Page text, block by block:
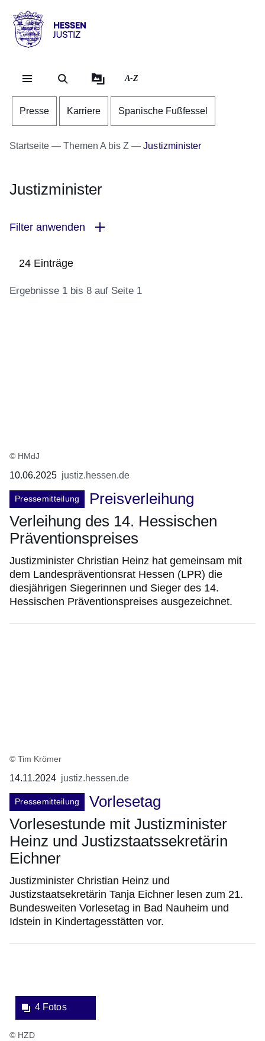
Hessen
Justiz
A-Z
Presse Karriere Spanische Fußfessel
Startseite Themen A bis Z Justizminister
Justizminister
Filter anwenden
24 Einträge
Ergebnisse 1 bis 8 auf Seite 1
© HMdJ
10.06.2025 justiz.hessen.de
Pressemitteilung
Preisverleihung
Verleihung des 14. Hessischen
Präventionspreises
Justizminister Christian Heinz hat gemeinsam mit
dem Landespräventionsrat Hessen (LPR) die
diesjährigen Siegerinnen und Sieger des 14.
Hessischen Präventionspreises ausgezeichnet.
© Tim Krömer
14.11.2024 justiz.hessen.de
Pressemitteilung
Vorlesetag
Vorlesestunde mit Justizminister
Heinz und Justizstaatssekretärin
Eichner
Justizminister Christian Heinz und
Justizstaatsekretärin Tanja Eichner lesen zum 21.
Bundesweiten Vorlesetag in Bad Nauheim und
Idstein in Kindertagesstätten vor.
Lightbox:4 Fotos
© HZD